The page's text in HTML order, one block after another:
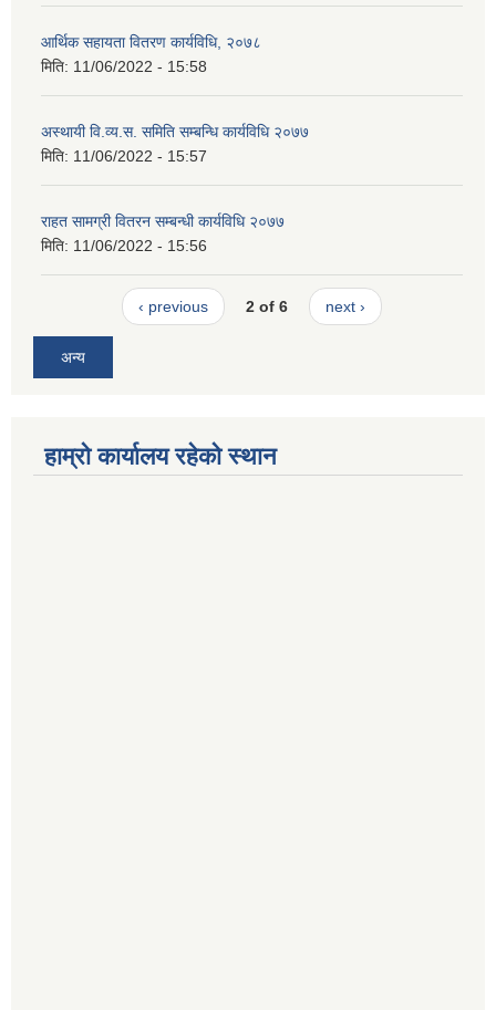
आर्थिक सहायता वितरण कार्यविधि, २०७८
मिति: 11/06/2022 - 15:58
अस्थायी वि.व्य.स. समिति सम्बन्धि कार्यविधि २०७७
मिति: 11/06/2022 - 15:57
राहत सामग्री वितरन सम्बन्धी कार्यविधि २०७७
मिति: 11/06/2022 - 15:56
‹ previous 2 of 6 next ›
अन्य
हाम्रो कार्यालय रहेको स्थान